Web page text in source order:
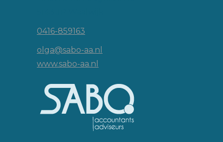
0416-859163
olga@sabo-aa.nl
www.sabo-aa.nl